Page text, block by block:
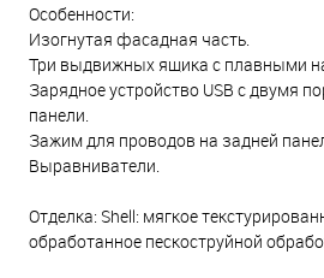
Особенности:
Изогнутая фасадная часть.
Три выдвижных ящика с плавными
Зарядное устройство USB с двумя
панели.
Зажим для проводов на задней
Выравниватели.
Отделка: Shell: мягкое
обработанное пескоструйной